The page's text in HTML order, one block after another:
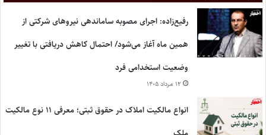
رفیع‌زاده: اجرای مصوبه ساماندهی نیروهای شرکتی از
همین ماه آغاز می‌شود/ احتمال کاهش دریافتی با تغییر
وضعیت استخدامی فرد
۱۲ مرداد ۱۴۰۵
انواع مالکیت املاک در حقوق ثبتی؛ معرفی ۱۱ نوع مالکیت